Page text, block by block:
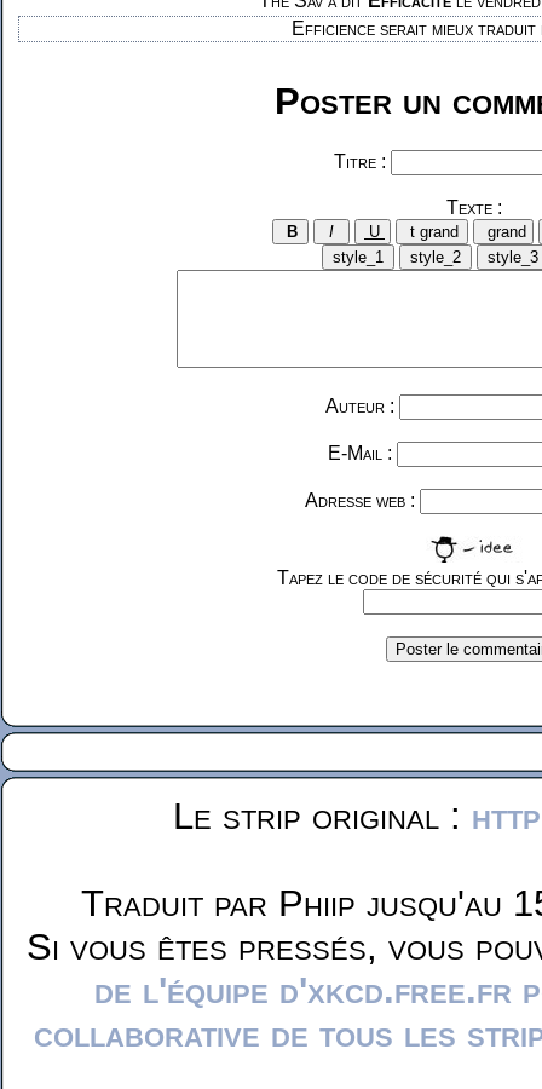
Efficience serait mieux
Poster un
Titre :
Texte :
Auteur :
E-Mail :
Adresse web :
Tapez le code de sécurité qui
Le strip original :
Traduit par Phiip jusqu'au
Si vous êtes pressés, vous
de l'équipe d'xkcd.free.fr
collaborative de tous les